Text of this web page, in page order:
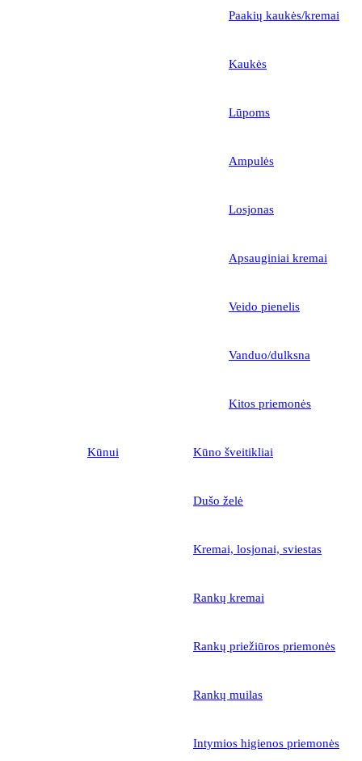
Paakių kaukės/kremai
Kaukės
Lūpoms
Ampulės
Losjonas
Apsauginiai kremai
Veido pienelis
Vanduo/dulksna
Kitos priemonės
Kūnui Kūno šveitikliai
Dušo želė
Kremai, losjonai, sviestas
Rankų kremai
Rankų priežiūros priemonės
Rankų muilas
Intymios higienos priemonės